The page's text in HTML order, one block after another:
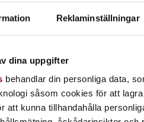
Reklaminställningar
dina uppgifter
behandlar din personliga data,
såsom cookies för att
att kunna tillhandahålla
18:00 - 20:00
bildvisning med Brutus